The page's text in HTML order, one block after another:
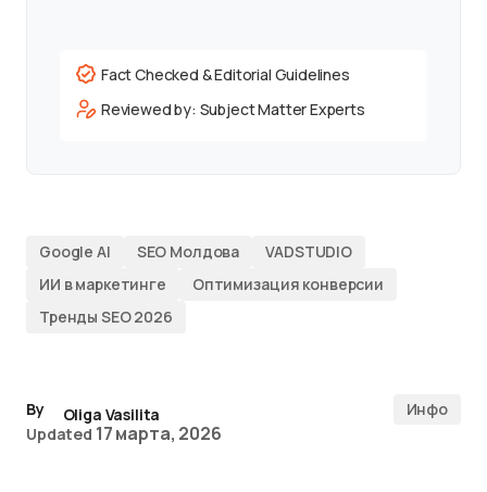
Fact Checked & Editorial Guidelines
Reviewed by: Subject Matter Experts
Google AI SEO Молдова
VADSTUDIO
ИИ в маркетинге
Оптимизация конверсии
Тренды SEO 2026
By
Oliga Vasilita
Updated 17 марта, 2026
Инфо